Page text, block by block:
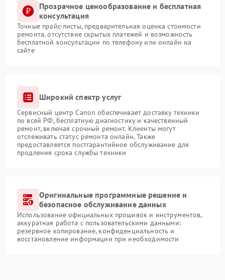
Прозрачное ценообразование и бесплатная
консультация
Точные прайс-листы, предварительная оценка стоимости
ремонта, отсутствие скрытых платежей и возможность
бесплатной консультации по телефону или онлайн на
сайте
Широкий спектр услуг
Сервисный центр Canon обеспечивает доставку техники
по всей РФ, бесплатную диагностику и качественный
ремонт, включая срочный ремонт. Клиенты могут
отслеживать статус ремонта онлайн. Также
предоставляется постгарантийное обслуживание для
продления срока службы техники
Оригинальные программные решение и
безопасное обслуживание данных
Использование официальных прошивок и инструментов,
аккуратная работа с пользовательскими данными:
резервное копирование, конфиденциальность и
восстановление информации при необходимости